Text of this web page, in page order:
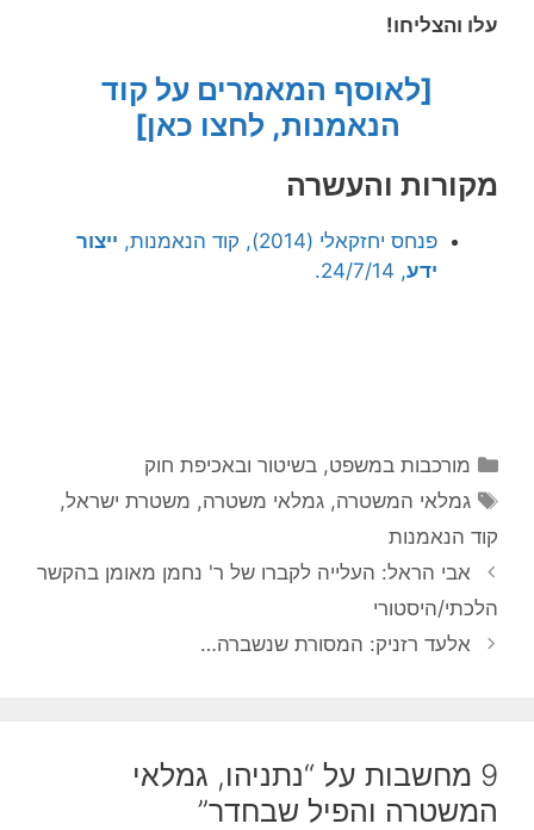
עלו והצליחו!
[לאוסף המאמרים על קוד
הנאמנות, לחצו כאן]
מקורות והעשרה
פנחס יחזקאלי (2014), קוד הנאמנות,
ייצור
ידע, 24/7/14.
קטגוריות
מורכבות במשפט, בשיטור ובאכיפת חוק
תגיות
גמלאי המשטרה,גמלאי משטרה, משטרת ישראל,
קוד הנאמנות
אבי הראל: העלייה לקברו של ר' נחמן מאומן בהקשר
הלכתי/היסטורי
אלעד רזניק: המסורת שנשברה…
9 מחשבות על “נתניהו, גמלאי
המשטרה והפיל שבחדר”